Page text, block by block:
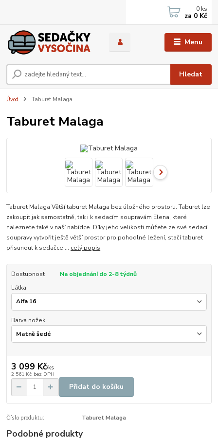
Menu
Hledat
0 ks
za 0 Kč
Úvod Taburet Malaga
Taburet Malaga
Taburet Malaga Větší taburet Malaga bez úložného prostoru. Taburet lze
zakoupit jak samostatně, tak i k sedacím soupravám Elena, které
naleznete také v naší nabídce. Díky jeho velikosti můžete ze své sedací
soupravy vytvořit ještě větší prostor pro pohodlné ležení, stačí taburet
přisunout k sedačce.... celý popis
Dostupnost
Na objednání do 2-8 týdnů
Látka
Barva nožek
3 099 Kč/ks
2 561 Kč bez DPH
Přidat do košíku
Číslo produktu: Taburet Malaga
Podobné produkty